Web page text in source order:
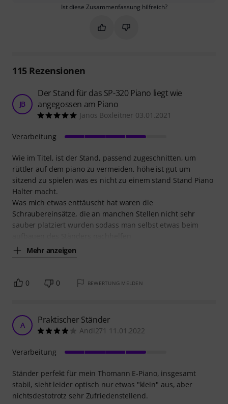
Ist diese Zusammenfassung hilfreich?
Markieren Sie diese
Markieren Sie diese
115Rezensionen
JB
Der Stand für das SP-320 Piano liegt wie
angegossen am Piano
Janos Boxleitner 03.01.2021
Wie im Titel, ist der Stand, passend zugeschnitten, um
rüttler auf dem piano zu vermeiden, höhe ist gut um
sitzend zu spielen was es nicht zu einem stand Stand Piano
Halter macht.
Was mich etwas enttäuscht hat waren die
Schraubereinsätze, die an manchen Stellen nicht sehr
sauber platziert wurden sodass man selbst etwas beim
Mehr anzeigen
Verarbeitung
0 0 BEWERTUNG MELDEN
A Praktischer Ständer
Andi271 11.01.2022
Ständer perfekt für mein Thomann E-Piano, insgesamt
stabil, sieht leider optisch nur etwas "klein" aus, aber
nichtsdestotrotz sehr Zufriedenstellend.
Verarbeitung